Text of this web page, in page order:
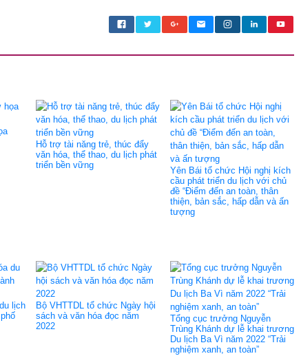
Hỗ trợ tài năng trẻ, thúc đẩy
văn hóa, thể thao, du lịch phát
triển bền vững
Yên Bái tổ chức Hội nghị kích
cầu phát triển du lịch với chủ
đề “Điểm đến an toàn, thân
thiện, bản sắc, hấp dẫn và ấn
tượng
lịch
Bộ VHTTDL tổ chức Ngày hội
sách và văn hóa đọc năm
2022
Tổng cục trưởng Nguyễn
Trùng Khánh dự lễ khai trương
Du lịch Ba Vì năm 2022 “Trải
nghiệm xanh, an toàn”